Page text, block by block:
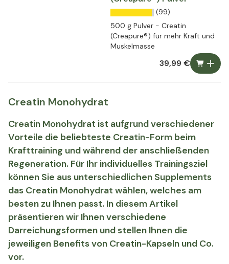
(99)
500 g Pulver - Creatin
(Creapure®) für mehr Kraft und
Muskelmasse
39,99 €
Creatin Monohydrat
Creatin Monohydrat ist aufgrund verschiedener
Vorteile die beliebteste Creatin-Form beim
Krafttraining und während der anschließenden
Regeneration. Für Ihr individuelles Trainingsziel
können Sie aus unterschiedlichen Supplements
das Creatin Monohydrat wählen, welches am
besten zu Ihnen passt. In diesem Artikel
präsentieren wir Ihnen verschiedene
Darreichungsformen und stellen Ihnen die
jeweiligen Benefits von Creatin-Kapseln und Co.
vor.